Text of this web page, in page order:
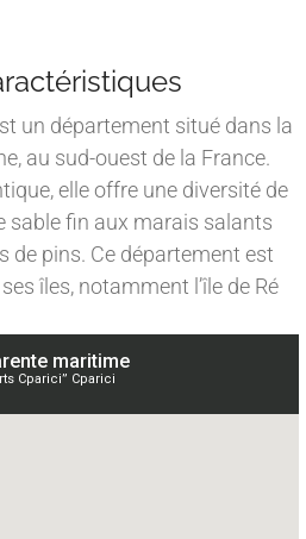
un département situé dans la
au sud-ouest de la France.
elle offre une diversité de
sable fin aux marais salants
de pins. Ce département est
îles, notamment l’île de Ré